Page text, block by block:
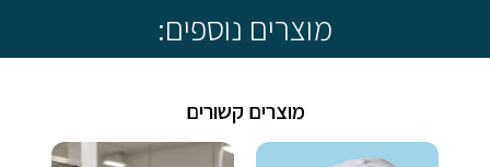
מוצרים נוספים:
מוצרים קשורים